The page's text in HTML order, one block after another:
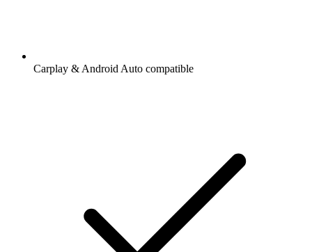
Carplay & Android Auto compatible